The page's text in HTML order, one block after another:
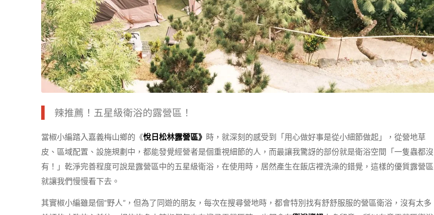
辣推薦！五星級衛浴的露營區！
當椒小編踏入嘉義梅山鄉的《悅日松林露營區》 時，就深刻的感受到「用心做好事是從小細節做起」，從營地草
皮、區域配置、設施規劃中，都能發覺經營者是個重視細節的人，而最讓我驚訝的部份就是衛浴空間「一隻蟲都沒
有！」乾淨完善程度可說是露營區中的五星級衛浴，在使用時，居然產生在飯店裡洗澡的錯覺，這樣的優質露營區
就讓我們慢慢看下去。
其實椒小編雖是個“野人”，但為了同遊的朋友，每次在搜尋營地時，都會特別找有舒舒服服的營區衛浴，沒有太多